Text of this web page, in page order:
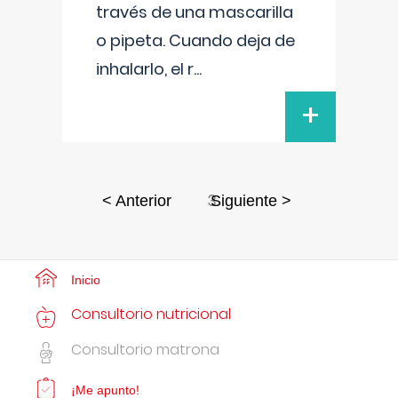
través de una mascarilla
o pipeta. Cuando deja de
inhalarlo, el r...
+
< Anterior 3Siguiente >
Inicio
Consultorio nutricional
Consultorio matrona
¡Me apunto!